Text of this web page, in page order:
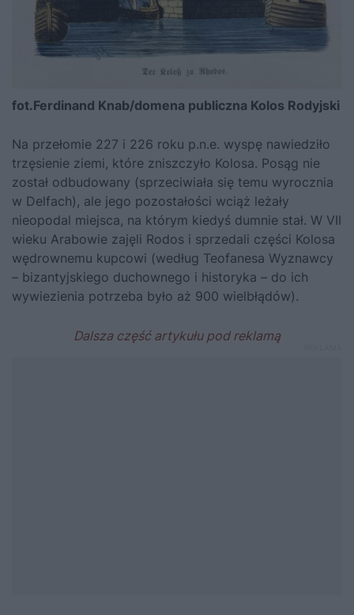
fot.Ferdinand Knab/domena publiczna Kolos Rodyjski
Na przełomie 227 i 226 roku p.n.e. wyspę nawiedziło
trzęsienie ziemi, które zniszczyło Kolosa. Posąg nie
został odbudowany (sprzeciwiała się temu wyrocznia
w Delfach), ale jego pozostałości wciąż leżały
nieopodal miejsca, na którym kiedyś dumnie stał. W VII
wieku Arabowie zajęli Rodos i sprzedali części Kolosa
wędrownemu kupcowi (według Teofanesa Wyznawcy
– bizantyjskiego duchownego i historyka – do ich
wywiezienia potrzeba było aż 900 wielbłądów).